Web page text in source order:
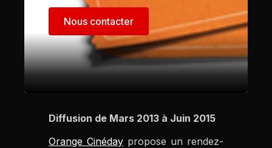
Nous contacter
Diffusion de Mars 2013 à Juin 2015
Orange Cinéday propose un rendez-